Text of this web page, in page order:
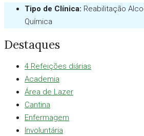
Tipo de Clínica: Reabilitação
Química
Destaques
4 Refeições diárias
Academia
Área de Lazer
Cantina
Enfermagem
Involuntária